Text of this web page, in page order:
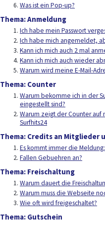
Was ist ein Pop-up?
Thema: Anmeldung
Ich habe mein Passwort
Ich habe mich angemeldet,
Kann ich mich auch 2 mal
Kann ich mich auch wieder
Warum wird meine E-Mail-
Thema: Counter
Warum bekomme ich in der
eingestellt sind?
Warum zeigt der Counter auf
Surfhits24
Thema: Credits an Mitglieder
Es kommt immer die
Fallen Gebuehren an?
Thema: Freischaltung
Warum dauert die
Warum muss die Webseite
Wie oft wird freigeschaltet?
Thema: Gutschein